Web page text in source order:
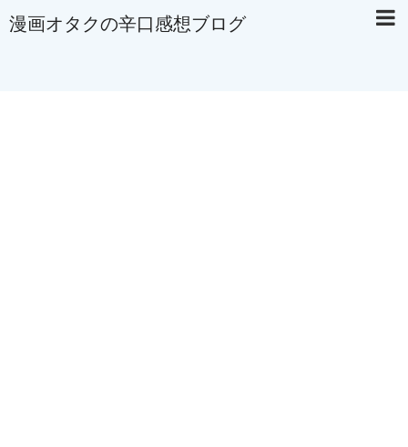
漫画オタクの辛口感想ブログ